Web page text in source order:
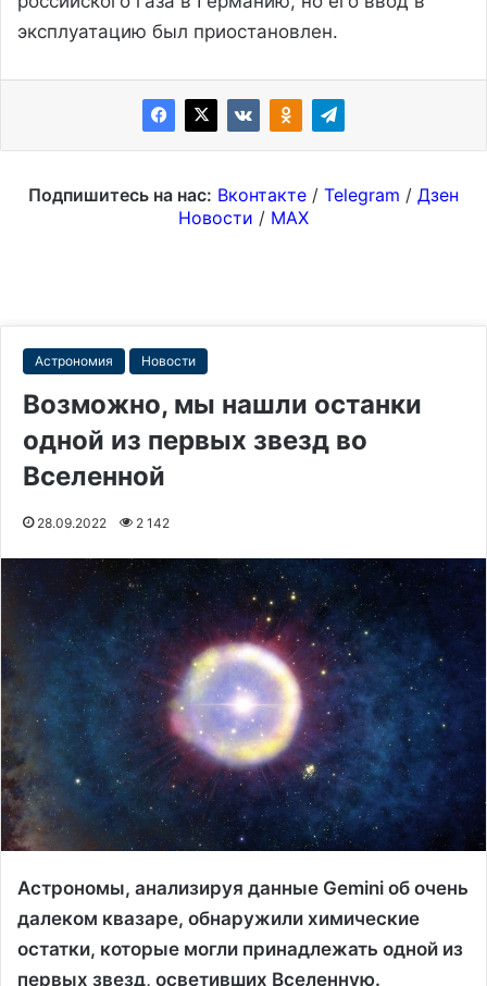
эксплуатацию был приостановлен.
Подпишитесь на нас: Вконтакте / Telegram / Дзен
Новости / MAX